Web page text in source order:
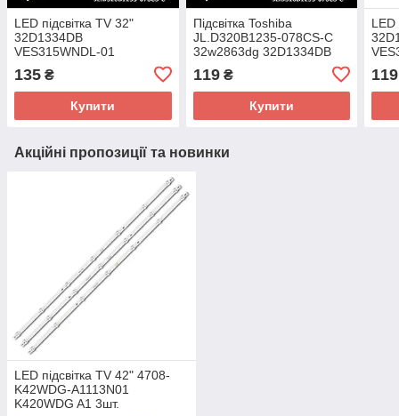
LED підсвітка TV 32"
32D1334DB
VES315WNDL-01
JL.D320B1235-078CS-C
1шт.
135 ₴
Купити
Підсвітка Toshiba
JL.D320B1235-078CS-C
32w2863dg 32D1334DB
11-led (575mm) (Original) 1
шт.
119₴
Купити
LED
1шт.
119
Акційні пропозиції та новинки
LED підсвітка TV 42" 4708-
K42WDG-A1113N01
K420WDG A1 3шт.